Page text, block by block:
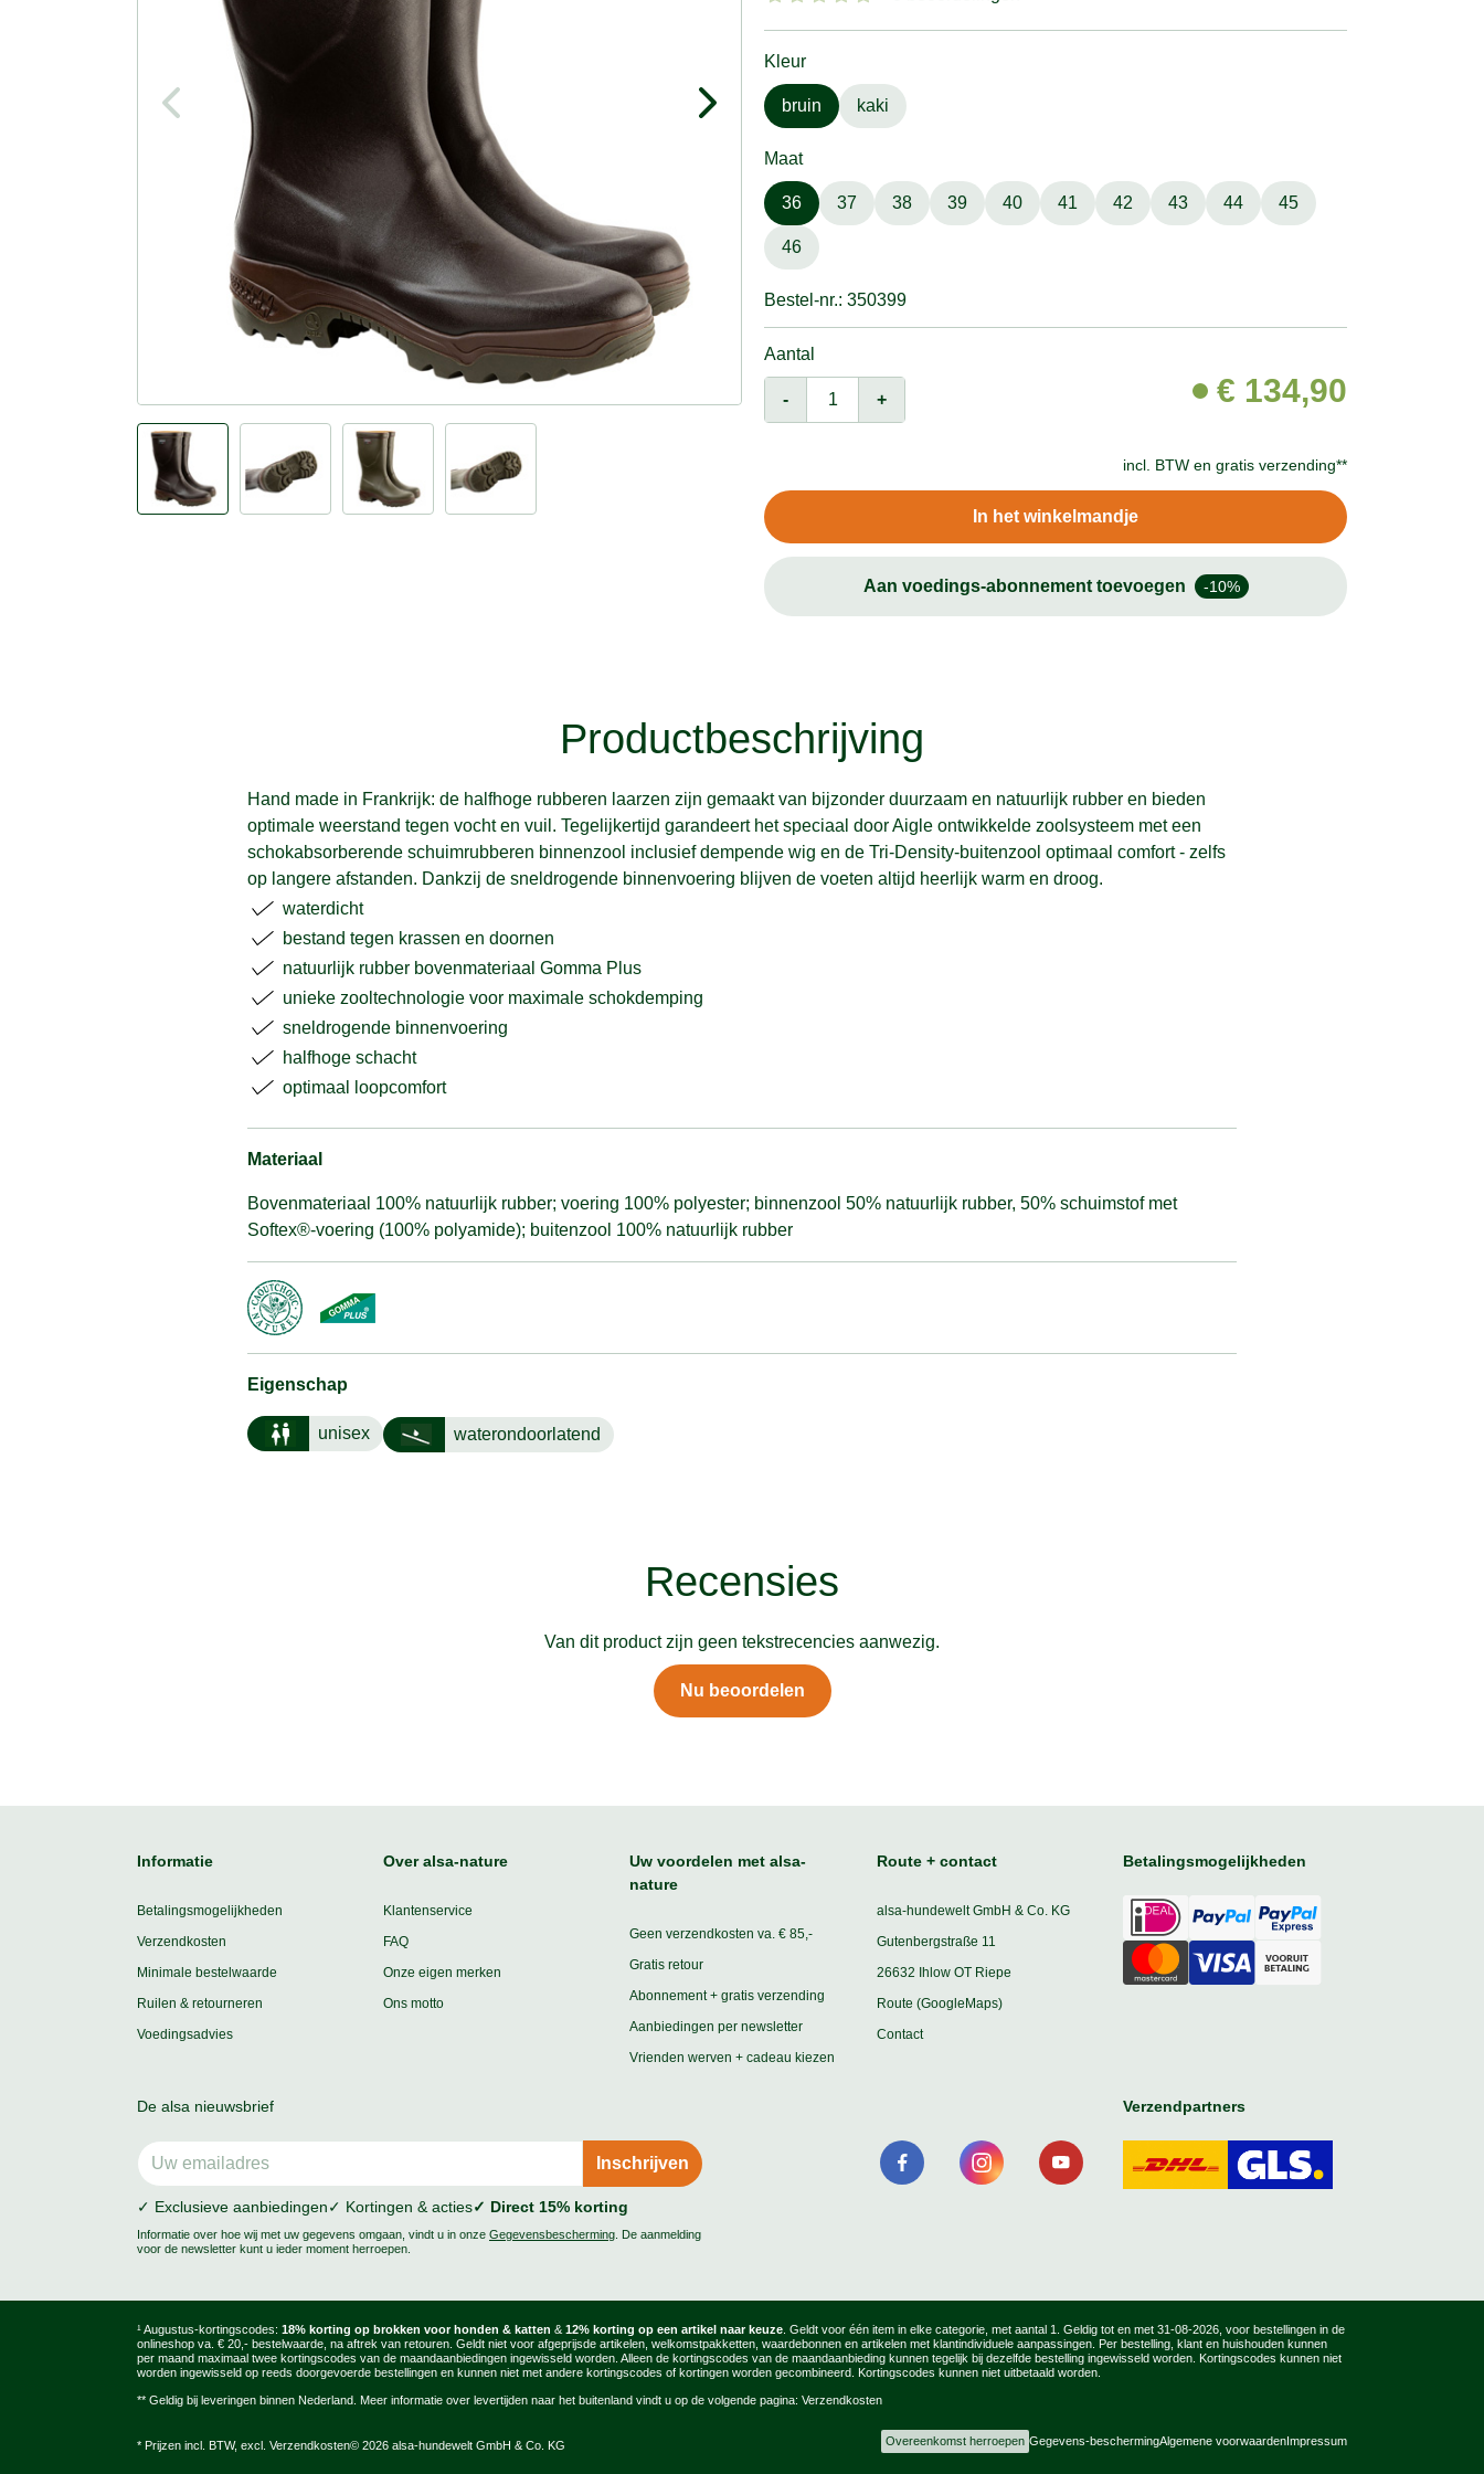
Kleur
bruin kaki
Maat
36 37 38 39 40 41 42 43 44 45
46
Bestel-nr.: 350399
Aantal
- + € 134,90
incl. BTW en gratis verzending**
In het winkelmandje
Aan voedings-abonnement toevoegen -10%
Productbeschrijving
Hand made in Frankrijk: de halfhoge rubberen laarzen zijn gemaakt van bijzonder duurzaam en natuurlijk rubber en bieden
optimale weerstand tegen vocht en vuil. Tegelijkertijd garandeert het speciaal door Aigle ontwikkelde zoolsysteem met een
schokabsorberende schuimrubberen binnenzool inclusief dempende wig en de Tri-Density-buitenzool optimaal comfort - zelfs
op langere afstanden. Dankzij de sneldrogende binnenvoering blijven de voeten altijd heerlijk warm en droog.
waterdicht
bestand tegen krassen en doornen
natuurlijk rubber bovenmateriaal Gomma Plus
unieke zooltechnologie voor maximale schokdemping
sneldrogende binnenvoering
halfhoge schacht
optimaal loopcomfort
Materiaal
Bovenmateriaal 100% natuurlijk rubber; voering 100% polyester; binnenzool 50% natuurlijk rubber, 50% schuimstof met
Softex®-voering (100% polyamide); buitenzool 100% natuurlijk rubber
Eigenschap
unisex waterondoorlatend
Recensies
Van dit product zijn geen tekstrecencies aanwezig.
Nu beoordelen
Informatie
Betalingsmogelijkheden
Verzendkosten
Minimale bestelwaarde
Ruilen & retourneren
Voedingsadvies
Over alsa-nature
Klantenservice
FAQ
Onze eigen merken
Ons motto
Uw voordelen met alsa-
nature
Geen verzendkosten va. € 85,-
Gratis retour
Abonnement + gratis verzending
Aanbiedingen per newsletter
Vrienden werven + cadeau kiezen
Route + contact
alsa-hundewelt GmbH & Co. KG
Gutenbergstraße 11
26632 Ihlow OT Riepe
Route (GoogleMaps)
Contact
Betalingsmogelijkheden
Verzendpartners
De alsa nieuwsbrief
✓ Exclusieve aanbiedingen✓ Kortingen & acties✓ Direct 15% korting
Informatie over hoe wij met uw gegevens omgaan, vindt u in onze Gegevensbescherming . De aanmelding
voor de newsletter kunt u ieder moment herroepen.
¹ Augustus-kortingscodes: 18% korting op brokken voor honden & katten & 12% korting op een artikel naar keuze . Geldt voor één item in elke categorie, met aantal 1. Geldig tot en met 31-08-2026, voor bestellingen in de
onlineshop va. € 20,- bestelwaarde, na aftrek van retouren. Geldt niet voor afgeprijsde artikelen, welkomstpakketten, waardebonnen en artikelen met klantindividuele aanpassingen. Per bestelling, klant en huishouden kunnen
per maand maximaal twee kortingscodes van de maandaanbiedingen ingewisseld worden. Alleen de kortingscodes van de maandaanbieding kunnen tegelijk bij dezelfde bestelling ingewisseld worden. Kortingscodes kunnen niet
worden ingewisseld op reeds doorgevoerde bestellingen en kunnen niet met andere kortingscodes of kortingen worden gecombineerd. Kortingscodes kunnen niet uitbetaald worden.
** Geldig bij leveringen binnen Nederland. Meer informatie over levertijden naar het buitenland vindt u op de volgende pagina: Verzendkosten
* Prijzen incl. BTW, excl. Verzendkosten© 2026 alsa-hundewelt GmbH & Co. KG Overeenkomst herroepen Gegevens-beschermingAlgemene voorwaardenImpressum